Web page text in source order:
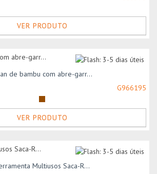
VER PRODUTO
de bambu com abre-garr...
G966195
VER PRODUTO
Multiusos Saca-R...